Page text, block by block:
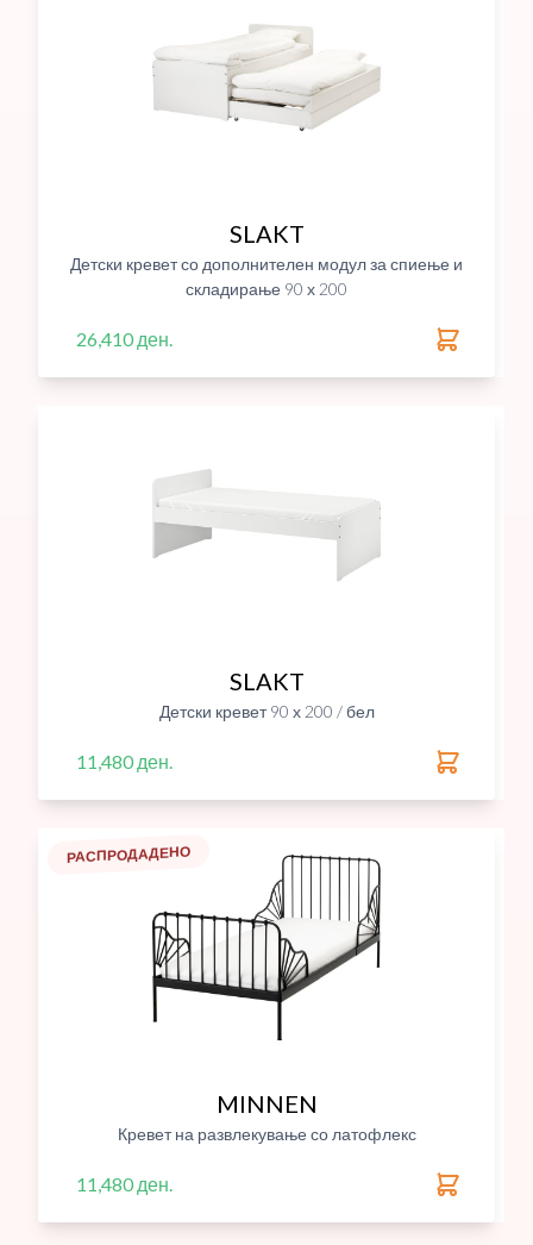
SLAKT
Детски кревет со дополнителен модул за спиење и
складирање 90 х 200
26,410 ден.
SLAKT
Детски кревет 90 х 200 / бел
11,480 ден.
РАСПРОДАДЕНО
MINNEN
Кревет на развлекување со латофлекс
11,480 ден.